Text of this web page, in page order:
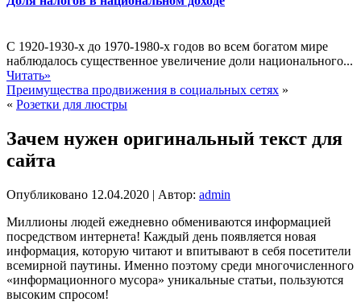
С 1920-1930-х до 1970-1980-х годов во всем богатом мире
наблюдалось существенное увеличение доли национального...
Читать»
Преимущества продвижения в социальных сетях »
« Розетки для люстры
Зачем нужен оригинальный текст для
сайта
Опубликовано 12.04.2020 | Автор: admin
Миллионы людей ежедневно обмениваются информацией
посредством интернета! Каждый день появляется новая
информация, которую читают и впитывают в себя посетители
всемирной паутины. Именно поэтому среди многочисленного
«информационного мусора» уникальные статьи, пользуются
высоким спросом!